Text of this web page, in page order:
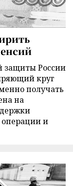
защиты России
круг
получать
на
операции и